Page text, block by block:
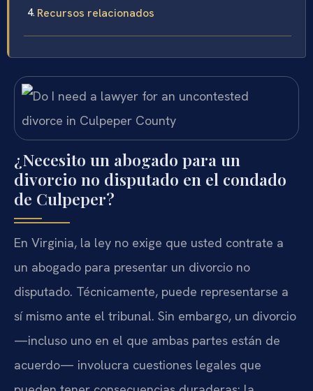
Recursos relacionados
¿Necesito un abogado para un
divorcio no disputado en el condado
de Culpeper?
En Virginia, la ley no exige que usted contrate a
un abogado para presentar un divorcio no
disputado. Técnicamente, puede representarse a
sí mismo ante el tribunal. Sin embargo, un divorcio
—incluso uno en el que ambas partes están de
acuerdo— involucra cuestiones legales que